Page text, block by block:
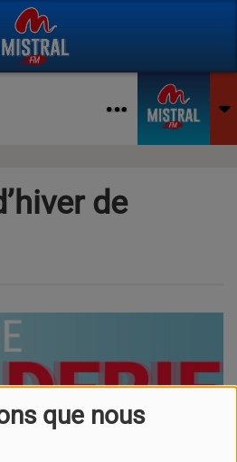
que nous
de